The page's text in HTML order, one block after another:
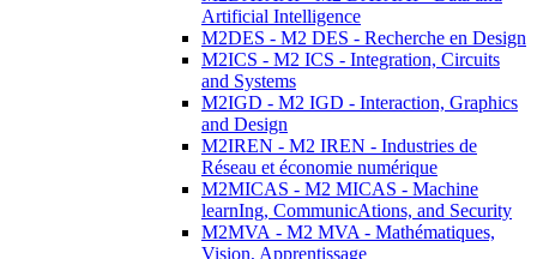
Artificial Intelligence
M2DES - M2 DES - Recherche en Design
M2ICS - M2 ICS - Integration, Circuits
and Systems
M2IGD - M2 IGD - Interaction, Graphics
and Design
M2IREN - M2 IREN - Industries de
Réseau et économie numérique
M2MICAS - M2 MICAS - Machine
learnIng, CommunicAtions, and Security
M2MVA - M2 MVA - Mathématiques,
Vision, Apprentissage